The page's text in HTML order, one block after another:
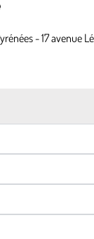
- 17 avenue